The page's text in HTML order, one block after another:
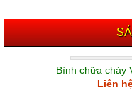
Bình chữa cháy
Liên